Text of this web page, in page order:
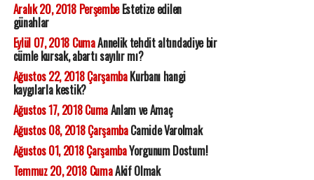
Aralık 20, 2018 PerşembeEstetize edilen
günahlar
Eylül 07, 2018 CumaAnnelik tehdit altındadiye bir
cümle kursak, abartı sayılır mı?
Ağustos 22, 2018 ÇarşambaKurbanı hangi
kaygılarla kestik?
Ağustos 17, 2018 CumaAnlam ve Amaç
Ağustos 08, 2018 ÇarşambaCamide Varolmak
Ağustos 01, 2018 ÇarşambaYorgunum Dostum!
Temmuz 20, 2018 CumaAkif Olmak